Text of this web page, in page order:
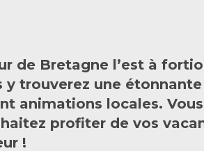
de Bretagne l’est à
y trouverez une
animations locales.
profiter de vos
!